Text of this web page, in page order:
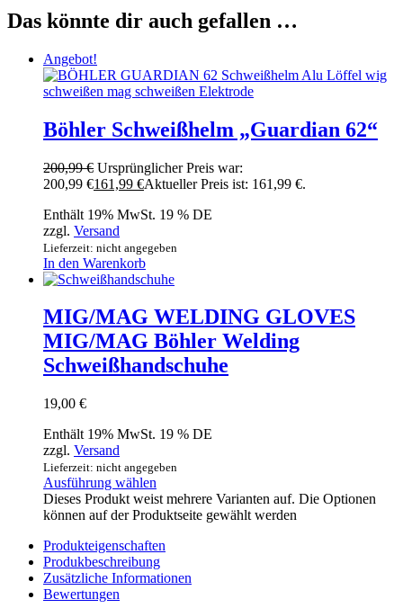
Das könnte dir auch gefallen …
Angebot!
Böhler Schweißhelm „Guardian 62“
200,99€ Ursprünglicher Preis war:
200,99 €161,99 €Aktueller Preis ist: 161,99 €.
Enthält 19% MwSt. 19 % DE
zzgl. Versand
Lieferzeit: nicht angegeben
In den Warenkorb
MIG/MAG WELDING GLOVES
MIG/MAG Böhler Welding
Schweißhandschuhe
19,00 €
Enthält 19% MwSt. 19 % DE
zzgl. Versand
Lieferzeit: nicht angegeben
Ausführung wählen
Dieses Produkt weist mehrere Varianten auf. Die Optionen
können auf der Produktseite gewählt werden
Produkteigenschaften
Produkbeschreibung
Zusätzliche Informationen
Bewertungen